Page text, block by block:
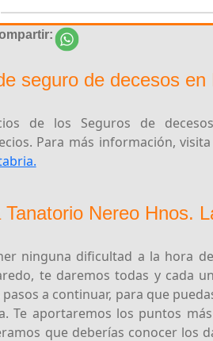
seguro de decesos en
de los Seguros de
Para más información,
Nereo Hnos.
ninguna dificultad a la hora
te daremos todas y cada
a continuar, para que
Te aportaremos los puntos
que deberías conocer los